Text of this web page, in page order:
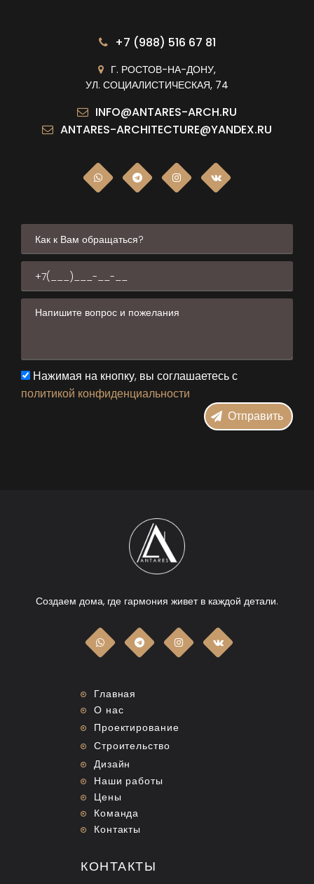
+7 (988) 516 67 81
Г. РОСТОВ-НА-ДОНУ,
УЛ. СОЦИАЛИСТИЧЕСКАЯ, 74
INFO@ANTARES-ARCH.RU
ANTARES-ARCHITECTURE@YANDEX.RU
Нажимая на кнопку, вы соглашаетесь с
политикой конфиденциальности
Отправить
Создаем дома, где гармония живет в каждой детали.
Главная
О нас
Проектирование
Строительство
Дизайн
Наши работы
Цены
Команда
Контакты
КОНТАКТЫ